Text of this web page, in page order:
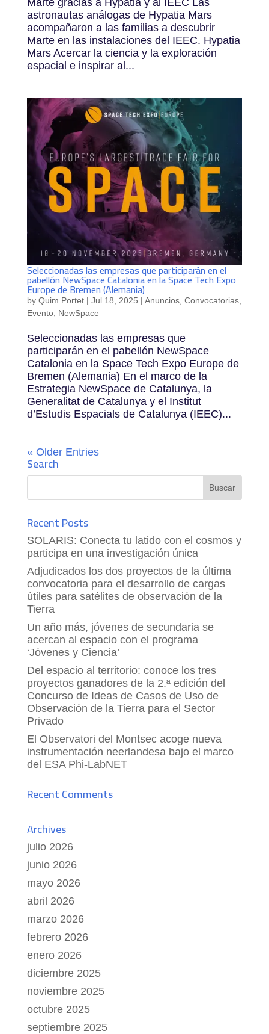
Marte gracias a Hypatia y al IEEC Las
astronautas análogas de Hypatia Mars
acompañaron a las familias a descubrir
Marte en las instalaciones del IEEC. Hypatia
Mars Acercar la ciencia y la exploración
espacial e inspirar al...
Seleccionadas las empresas que participarán en el
pabellón NewSpace Catalonia en la Space Tech Expo
Europe de Bremen (Alemania)
by Quim Portet| Jul 18, 2025 | Anuncios, Convocatorias,
Evento, NewSpace
Seleccionadas las empresas que
participarán en el pabellón NewSpace
Catalonia en la Space Tech Expo Europe de
Bremen (Alemania) En el marco de la
Estrategia NewSpace de Catalunya, la
Generalitat de Catalunya y el Institut
d’Estudis Espacials de Catalunya (IEEC)...
« Older Entries
Search
Recent Posts
SOLARIS: Conecta tu latido con el cosmos y
participa en una investigación única
Adjudicados los dos proyectos de la última
convocatoria para el desarrollo de cargas
útiles para satélites de observación de la
Tierra
Un año más, jóvenes de secundaria se
acercan al espacio con el programa
‘Jóvenes y Ciencia’
Del espacio al territorio: conoce los tres
proyectos ganadores de la 2.ª edición del
Concurso de Ideas de Casos de Uso de
Observación de la Tierra para el Sector
Privado
El Observatori del Montsec acoge nueva
instrumentación neerlandesa bajo el marco
del ESA Phi-LabNET
Recent Comments
Archives
julio 2026
junio 2026
mayo 2026
abril 2026
marzo 2026
febrero 2026
enero 2026
diciembre 2025
noviembre 2025
octubre 2025
septiembre 2025